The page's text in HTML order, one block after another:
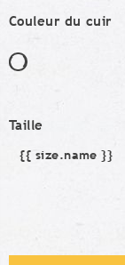
Couleur du cuir
Taille
Taille
{{ size.name }}